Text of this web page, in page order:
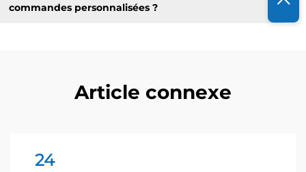
commandes personnalisées ?
Article connexe
24